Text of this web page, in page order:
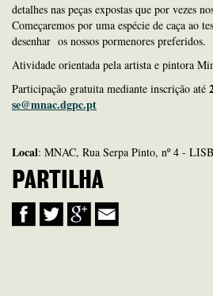
detalhes nas peças expostas que por vezes
Começaremos por uma espécie de caça ao
desenhar os nossos pormenores preferidos.
Atividade orientada pela artista e pintora
Participação gratuita mediante inscrição até
se@mnac.dgpc.pt
Local: MNAC, Rua Serpa Pinto, nº 4 -
PARTILHA